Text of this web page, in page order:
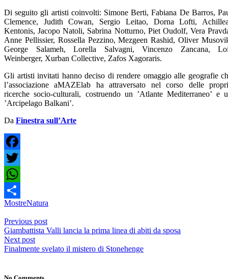
Di seguito gli artisti coinvolti: Simone Berti, Fabiana De Barros,
Clemence, Judith Cowan, Sergio Leitao, Dorna Lofti,
Kentonis, Jacopo Natoli, Sabrina Notturno, Piet Oudolf, Vera
Anne Pellissier, Rossella Pezzino, Mezgeen Rashid, Oliver
George Salameh, Lorella Salvagni, Vincenzo Zancana,
Weinberger, Xurban Collective, Zafos Xagoraris.
Gli artisti invitati hanno deciso di rendere omaggio alle geografie
l’associazione aMAZElab ha attraversato nel corso delle
ricerche socio-culturali, costruendo un ’Atlante Mediterraneo’ e
’Arcipelago Balkani’.
Da Finestra sull’Arte
Facebook
Twitter
WhatsApp
Share
MostreNatura
Previous post
Giambattista Valli lancia la prima linea di abiti da sposa
Next post
Finalmente svelato il mistero di Stonehenge